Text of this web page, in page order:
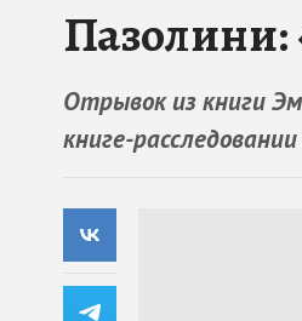
Пазолини:
Отрывок из книги
книге-